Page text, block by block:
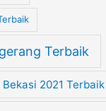
Terbaik
2021 Terbaik